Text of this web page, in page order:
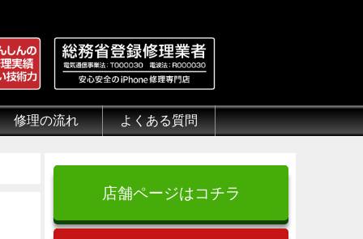
修理の流れ よくある質問
店舗ページはコチラ